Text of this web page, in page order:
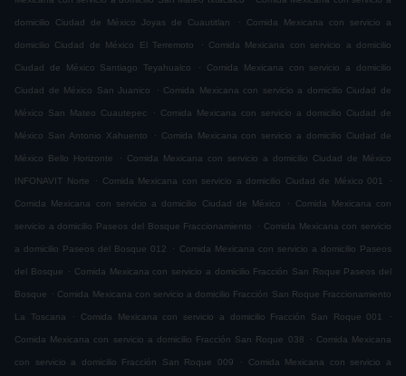
domicilio Ciudad de México Joyas de Cuautitlan . Comida Mexicana con servicio a
domicilio Ciudad de México El Terremoto . Comida Mexicana con servicio a domicilio
Ciudad de México Santiago Teyahualco . Comida Mexicana con servicio a domicilio
Ciudad de México San Juanico . Comida Mexicana con servicio a domicilio Ciudad de
México San Mateo Cuautepec . Comida Mexicana con servicio a domicilio Ciudad de
México San Antonio Xahuento . Comida Mexicana con servicio a domicilio Ciudad de
México Bello Horizonte . Comida Mexicana con servicio a domicilio Ciudad de México
INFONAVIT Norte . Comida Mexicana con servicio a domicilio Ciudad de México 001 .
Comida Mexicana con servicio a domicilio Ciudad de México . Comida Mexicana con
servicio a domicilio Paseos del Bosque Fraccionamiento . Comida Mexicana con servicio
a domicilio Paseos del Bosque 012 . Comida Mexicana con servicio a domicilio Paseos
del Bosque . Comida Mexicana con servicio a domicilio Fracción San Roque Paseos del
Bosque . Comida Mexicana con servicio a domicilio Fracción San Roque Fraccionamiento
La Toscana . Comida Mexicana con servicio a domicilio Fracción San Roque 001 .
Comida Mexicana con servicio a domicilio Fracción San Roque 038 . Comida Mexicana
con servicio a domicilio Fracción San Roque 009 . Comida Mexicana con servicio a